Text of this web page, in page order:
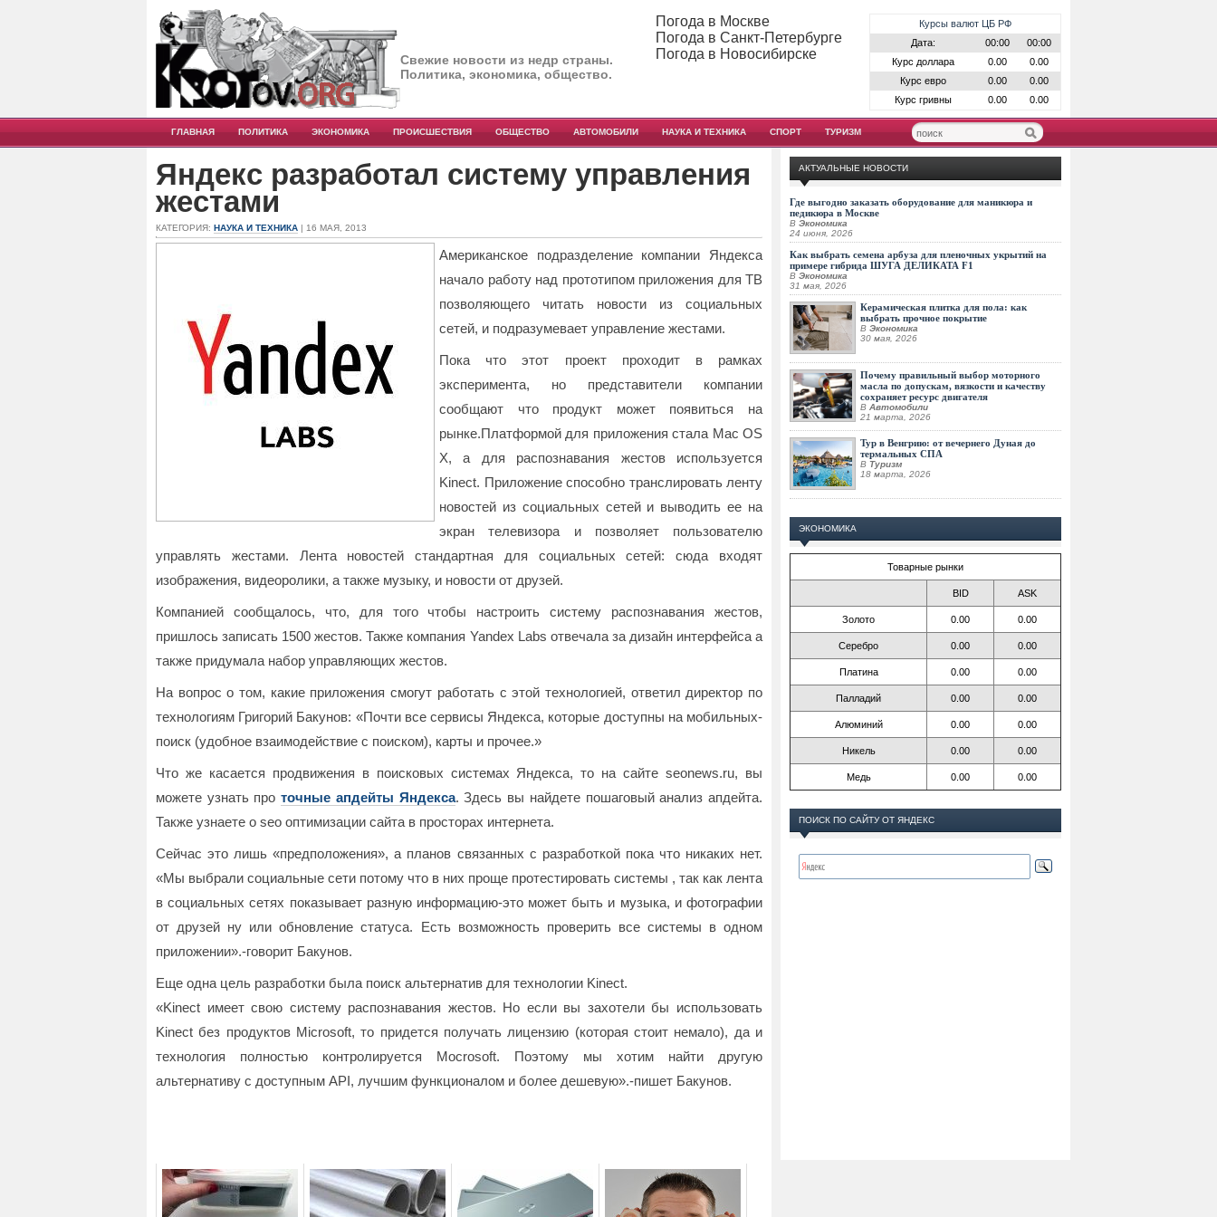
Свежие новости из недр страны.
Политика, экономика, общество.
Курсы валют ЦБ РФ
Дата:
00:00
00:00
Курс доллара
0.00
0.00
Курс евро
0.00
0.00
Курс гривны
0.00 0.00
Погода в Москве
Погода в Санкт-Петербурге
Погода в Новосибирске
ГЛАВНАЯ ПОЛИТИКА ЭКОНОМИКА ПРОИСШЕСТВИЯ ОБЩЕСТВО АВТОМОБИЛИ НАУКА И ТЕХНИКА СПОРТ ТУРИЗМ
Яндекс разработал систему управления
жестами
КАТЕГОРИЯ: НАУКА И ТЕХНИКА | 16 МАЯ, 2013
Американское подразделение компании Яндекса
начало работу над прототипом приложения для ТВ
позволяющего читать новости из социальных
сетей, и подразумевает управление жестами.
Пока что этот проект проходит в рамках
эксперимента, но представители компании
сообщают что продукт может появиться на
рынке.Платформой для приложения стала Mac OS
X, а для распознавания жестов используется
Kinect. Приложение способно транслировать ленту
новостей из социальных сетей и выводить ее на
экран телевизора и позволяет пользователю
управлять жестами. Лента новостей стандартная для социальных сетей: сюда входят
изображения, видеоролики, а также музыку, и новости от друзей.
Компанией сообщалось, что, для того чтобы настроить систему распознавания жестов,
пришлось записать 1500 жестов. Также компания Yandex Labs отвечала за дизайн интерфейса а
также придумала набор управляющих жестов.
На вопрос о том, какие приложения смогут работать с этой технологией, ответил директор по
технологиям Григорий Бакунов: «Почти все сервисы Яндекса, которые доступны на мобильных-
поиск (удобное взаимодействие с поиском), карты и прочее.»
Что же касается продвижения в поисковых системах Яндекса, то на сайте seonews.ru, вы
можете узнать проточные апдейты Яндекса. Здесь вы найдете пошаговый анализ апдейта.
Также узнаете о seo оптимизации сайта в просторах интернета.
Сейчас это лишь «предположения», а планов связанных с разработкой пока что никаких нет.
«Мы выбрали социальные сети потому что в них проще протестировать системы , так как лента
в социальных сетях показывает разную информацию-это может быть и музыка, и фотографии
от друзей ну или обновление статуса. Есть возможность проверить все системы в одном
приложении».-говорит Бакунов.
Еще одна цель разработки была поиск альтернатив для технологии Kinect.
«Kinect имеет свою систему распознавания жестов. Но если вы захотели бы использовать
Kinect без продуктов Microsoft, то придется получать лицензию (которая стоит немало), да и
технология полностью контролируется Mocrosoft. Поэтому мы хотим найти другую
альтернативу с доступным API, лучшим функционалом и более дешевую».-пишет Бакунов.
АКТУАЛЬНЫЕ НОВОСТИ
Где выгодно заказать оборудование для маникюра и
педикюра в Москве
В Экономика
24 июня, 2026
Как выбрать семена арбуза для пленочных укрытий на
примере гибрида ШУГА ДЕЛИКАТА F1
В Экономика
31 мая, 2026
Керамическая плитка для пола: как
выбрать прочное покрытие
В Экономика
30 мая, 2026
Почему правильный выбор моторного
масла по допускам, вязкости и качеству
сохраняет ресурс двигателя
В Автомобили
21 марта, 2026
Тур в Венгрию: от вечернего Дуная до
термальных СПА
В Туризм
18 марта, 2026
ЭКОНОМИКА
Товарные рынки
BID ASK
Золото 0.00 0.00
Серебро 0.00 0.00
Платина 0.00 0.00
Палладий 0.00 0.00
Алюминий 0.00 0.00
Никель 0.00 0.00
Медь 0.00 0.00
ПОИСК ПО САЙТУ ОТ ЯНДЕКС